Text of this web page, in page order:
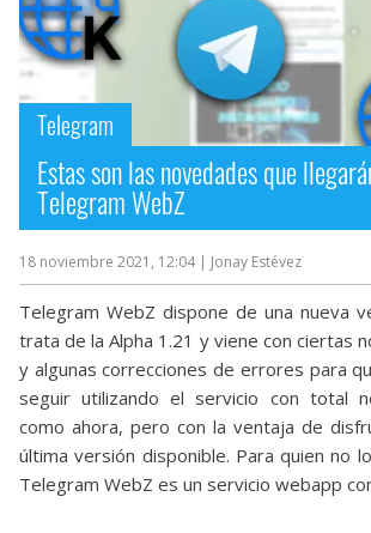
Telegram
Estas son las novedades que
Telegram WebZ
18 noviembre 2021, 12:04 | Jonay Estévez
Telegram WebZ dispone de una nueva
trata de la Alpha 1.21 y viene con ciertas
y algunas correcciones de errores para
seguir utilizando el servicio con total
como ahora, pero con la ventaja de
última versión disponible. Para quien no
Telegram WebZ es un servicio webapp